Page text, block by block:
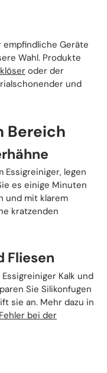
empfindliche Geräte
Wahl. Produkte
oder der
und
Bereich
Essigreiniger, legen
es einige Minuten
und mit klarem
kratzenden
Fliesen
Kalk und
Sie Silikonfugen
sie an. Mehr dazu in
bei der